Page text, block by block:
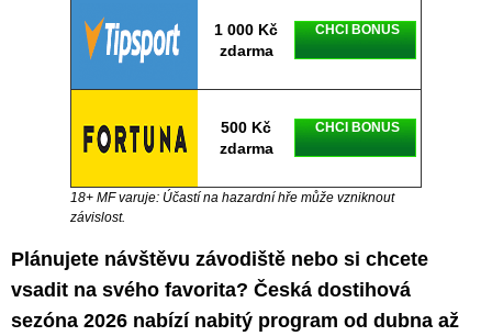
1 000 Kč
zdarma
CHCI BONUS
500 Kč
zdarma
CHCI BONUS
18+ MF varuje: Účastí na hazardní hře může vzniknout
závislost.
Plánujete návštěvu závodiště nebo si chcete
vsadit na svého favorita? Česká dostihová
sezóna 2026 nabízí nabitý program od dubna až